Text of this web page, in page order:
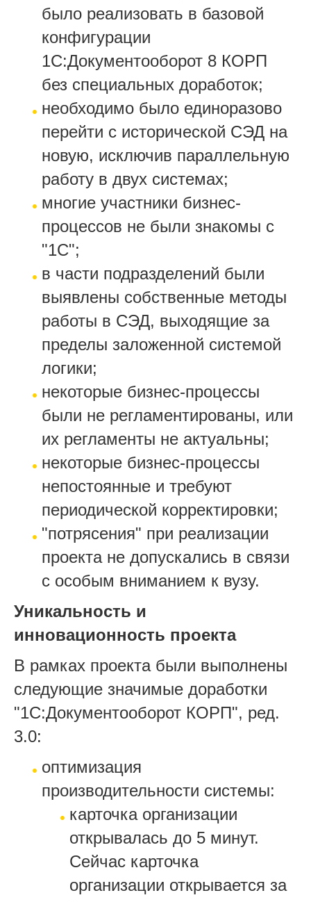
было реализовать в базовой
конфигурации
1С:Документооборот 8 КОРП
без специальных доработок;
необходимо было единоразово
перейти с исторической СЭД на
новую, исключив параллельную
работу в двух системах;
многие участники бизнес-
процессов не были знакомы с
"1С";
в части подразделений были
выявлены собственные методы
работы в СЭД, выходящие за
пределы заложенной системой
логики;
некоторые бизнес-процессы
были не регламентированы, или
их регламенты не актуальны;
некоторые бизнес-процессы
непостоянные и требуют
периодической корректировки;
"потрясения" при реализации
проекта не допускались в связи
с особым вниманием к вузу.
Уникальность и
инновационность проекта
В рамках проекта были выполнены
следующие значимые доработки
"1С:Документооборот КОРП", ред.
3.0:
оптимизация
производительности системы:
карточка организации
открывалась до 5 минут.
Сейчас карточка
организации открывается за